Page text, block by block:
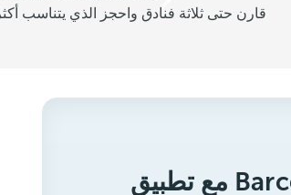
قارن حتى ثلاثة فنادق واحجز الذي يتناسب
مع تطبيق Barceló، ستحصل على أفضل الأسعار